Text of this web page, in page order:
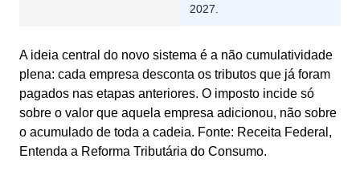
2027.
A ideia central do novo sistema é a não cumulatividade
plena: cada empresa desconta os tributos que já foram
pagados nas etapas anteriores. O imposto incide só
sobre o valor que aquela empresa adicionou, não sobre
o acumulado de toda a cadeia. Fonte: Receita Federal,
Entenda a Reforma Tributária do Consumo.